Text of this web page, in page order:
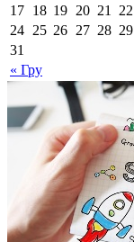
« Гру
17 18 19 20 21 22
24 25 26 27 28 29
31